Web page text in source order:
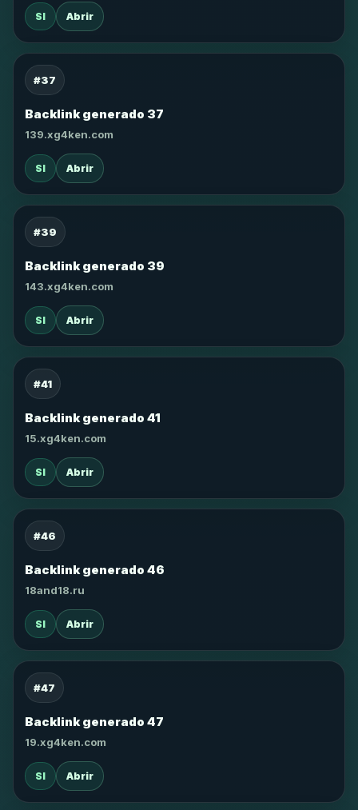
SI Abrir
#37
Backlink generado 37
139.xg4ken.com
SI Abrir
#39
Backlink generado 39
143.xg4ken.com
SI Abrir
#41
Backlink generado 41
15.xg4ken.com
SI Abrir
#46
Backlink generado 46
18and18.ru
SI Abrir
#47
Backlink generado 47
19.xg4ken.com
SI Abrir